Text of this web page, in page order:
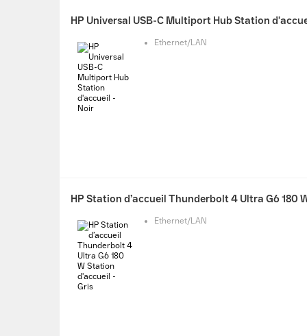
HP Universal USB-C Multiport Hub Station
Ethernet/LAN
HP Station d’accueil Thunderbolt 4 Ultra G6 180
Ethernet/LAN